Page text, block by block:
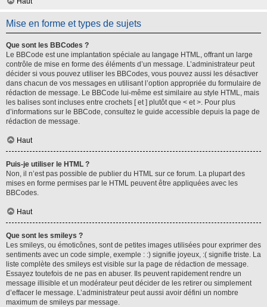
Mise en forme et types de sujets
Que sont les BBCodes ?
Le BBCode est une implantation spéciale au langage HTML, offrant un large
contrôle de mise en forme des éléments d’un message. L’administrateur peut
décider si vous pouvez utiliser les BBCodes, vous pouvez aussi les désactiver
dans chacun de vos messages en utilisant l’option appropriée du formulaire de
rédaction de message. Le BBCode lui-même est similaire au style HTML, mais
les balises sont incluses entre crochets [ et ] plutôt que < et >. Pour plus
d’informations sur le BBCode, consultez le guide accessible depuis la page de
rédaction de message.
Haut
Puis-je utiliser le HTML ?
Non, il n’est pas possible de publier du HTML sur ce forum. La plupart des
mises en forme permises par le HTML peuvent être appliquées avec les
BBCodes.
Haut
Que sont les smileys ?
Les smileys, ou émoticônes, sont de petites images utilisées pour exprimer des
sentiments avec un code simple, exemple : :) signifie joyeux, :( signifie triste. La
liste complète des smileys est visible sur la page de rédaction de message.
Essayez toutefois de ne pas en abuser. Ils peuvent rapidement rendre un
message illisible et un modérateur peut décider de les retirer ou simplement
d’effacer le message. L’administrateur peut aussi avoir défini un nombre
maximum de smileys par message.